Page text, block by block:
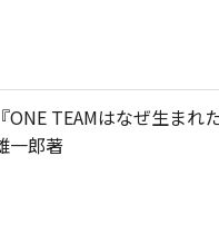
『ONE TEAMはなぜ生ま
一郎著